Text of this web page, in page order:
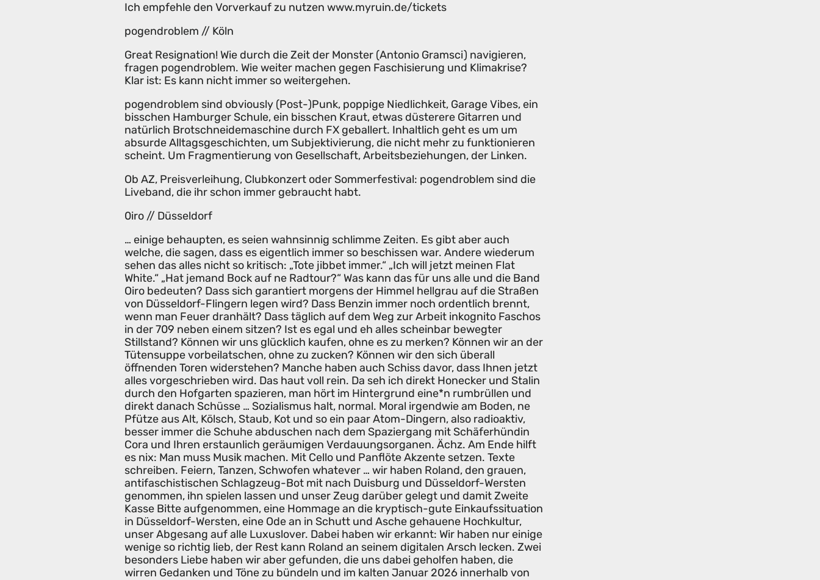
Ich empfehle den Vorverkauf zu nutzen www.myruin.de/tickets
pogendroblem // Köln
Great Resignation! Wie durch die Zeit der Monster (Antonio Gramsci) navigieren,
fragen pogendroblem. Wie weiter machen gegen Faschisierung und Klimakrise?
Klar ist: Es kann nicht immer so weitergehen.
pogendroblem sind obviously (Post-)Punk, poppige Niedlichkeit, Garage Vibes, ein
bisschen Hamburger Schule, ein bisschen Kraut, etwas düsterere Gitarren und
natürlich Brotschneidemaschine durch FX geballert. Inhaltlich geht es um um
absurde Alltagsgeschichten, um Subjektivierung, die nicht mehr zu funktionieren
scheint. Um Fragmentierung von Gesellschaft, Arbeitsbeziehungen, der Linken.
Ob AZ, Preisverleihung, Clubkonzert oder Sommerfestival: pogendroblem sind die
Liveband, die ihr schon immer gebraucht habt.
0iro // Düsseldorf
… einige behaupten, es seien wahnsinnig schlimme Zeiten. Es gibt aber auch
welche, die sagen, dass es eigentlich immer so beschissen war. Andere wiederum
sehen das alles nicht so kritisch: „Tote jibbet immer.“ „Ich will jetzt meinen Flat
White.“ „Hat jemand Bock auf ne Radtour?“ Was kann das für uns alle und die Band
Oiro bedeuten? Dass sich garantiert morgens der Himmel hellgrau auf die Straßen
von Düsseldorf-Flingern legen wird? Dass Benzin immer noch ordentlich brennt,
wenn man Feuer dranhält? Dass täglich auf dem Weg zur Arbeit inkognito Faschos
in der 709 neben einem sitzen? Ist es egal und eh alles scheinbar bewegter
Stillstand? Können wir uns glücklich kaufen, ohne es zu merken? Können wir an der
Tütensuppe vorbeilatschen, ohne zu zucken? Können wir den sich überall
öffnenden Toren widerstehen? Manche haben auch Schiss davor, dass Ihnen jetzt
alles vorgeschrieben wird. Das haut voll rein. Da seh ich direkt Honecker und Stalin
durch den Hofgarten spazieren, man hört im Hintergrund eine*n rumbrüllen und
direkt danach Schüsse … Sozialismus halt, normal. Moral irgendwie am Boden, ne
Pfütze aus Alt, Kölsch, Staub, Kot und so ein paar Atom-Dingern, also radioaktiv,
besser immer die Schuhe abduschen nach dem Spaziergang mit Schäferhündin
Cora und Ihren erstaunlich geräumigen Verdauungsorganen. Ächz. Am Ende hilft
es nix: Man muss Musik machen. Mit Cello und Panflöte Akzente setzen. Texte
schreiben. Feiern, Tanzen, Schwofen whatever … wir haben Roland, den grauen,
antifaschistischen Schlagzeug-Bot mit nach Duisburg und Düsseldorf-Wersten
genommen, ihn spielen lassen und unser Zeug darüber gelegt und damit Zweite
Kasse Bitte aufgenommen, eine Hommage an die kryptisch-gute Einkaufssituation
in Düsseldorf-Wersten, eine Ode an in Schutt und Asche gehauene Hochkultur,
unser Abgesang auf alle Luxuslover. Dabei haben wir erkannt: Wir haben nur einige
wenige so richtig lieb, der Rest kann Roland an seinem digitalen Arsch lecken. Zwei
besonders Liebe haben wir aber gefunden, die uns dabei geholfen haben, die
wirren Gedanken und Töne zu bündeln und im kalten Januar 2026 innerhalb von